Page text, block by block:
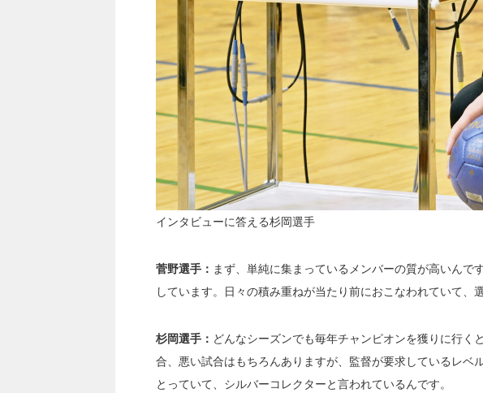
インタビューに答える杉岡選手
菅野選手： まず、単純に集まっているメンバーの質が高いん
しています。
日々の積み重ねが当たり前におこなわれていて、
杉岡選手： どんなシーズンでも毎年チャンピオンを獲りに行
合、悪い試合はもちろんありますが、監督が要求しているレベ
とっていて、シルバーコレクターと言われているんです。